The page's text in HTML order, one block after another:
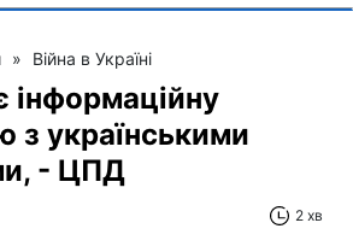
» Війна в Україні
інформаційну
з українськими
- ЦПД
2 хв